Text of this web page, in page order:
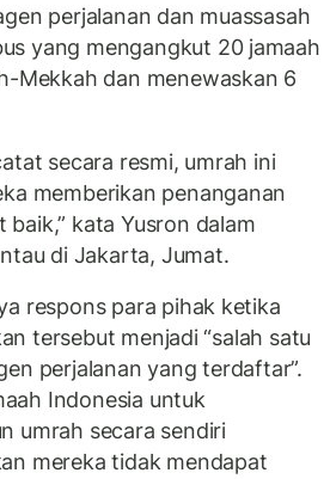
perjalanan dan muassasah
yang mengangkut 20 jamaah
Mekkah dan menewaskan 6
secara resmi, umrah ini
memberikan penanganan
kata Yusron dalam
di Jakarta, Jumat.
respons para pihak ketika
tersebut menjadi “salah satu
perjalanan yang terdaftar”.
Indonesia untuk
umrah secara sendiri
mereka tidak mendapat